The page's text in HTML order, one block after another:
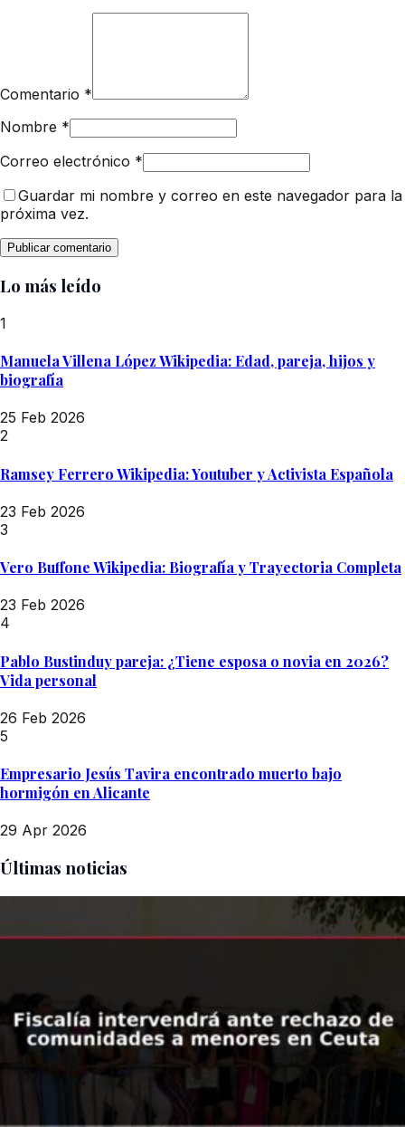
Comentario *
Nombre *
Correo electrónico *
Guardar mi nombre y correo en este navegador para la
próxima vez.
Lo más leído
1
Manuela Villena López Wikipedia: Edad, pareja, hijos y
biografía
25 Feb 2026
2
Ramsey Ferrero Wikipedia: Youtuber y Activista Española
23 Feb 2026
3
Vero Buffone Wikipedia: Biografía y Trayectoria Completa
23 Feb 2026
4
Pablo Bustinduy pareja: ¿Tiene esposa o novia en 2026?
Vida personal
26 Feb 2026
5
Empresario Jesús Tavira encontrado muerto bajo
hormigón en Alicante
29 Apr 2026
Últimas noticias